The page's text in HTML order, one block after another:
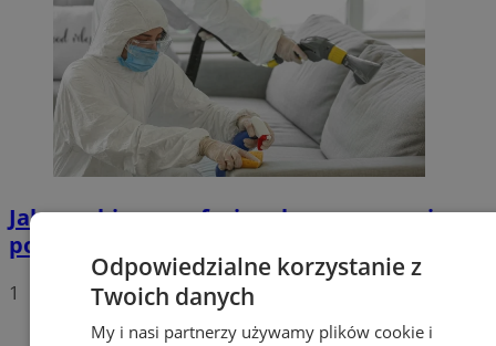
Jak przebiega profesjonalne czyszczenie po
pożarze i eliminacja szkód?
1
Odpowiedzialne korzystanie z
Twoich danych
My i nasi partnerzy używamy plików cookie i